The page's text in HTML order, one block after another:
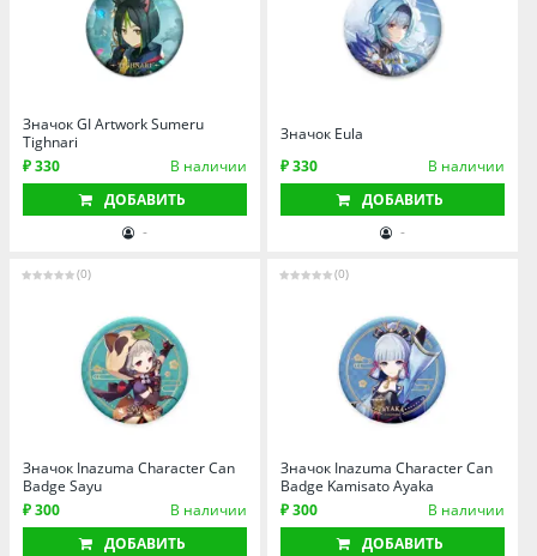
Значок GI Artwork Sumeru
Tighnari
₽ 330
В наличии
ДОБАВИТЬ
-
Значок Eula
₽ 330
В наличии
ДОБАВИТЬ
-
(0)
Значок Inazuma Character Can
Badge Sayu
₽ 300
В наличии
ДОБАВИТЬ
(0)
Значок Inazuma Character Can
Badge Kamisato Ayaka
₽ 300
В наличии
ДОБАВИТЬ